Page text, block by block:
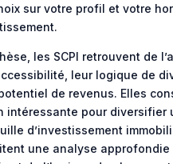
sur votre profil et votre
les SCPI retrouvent de
leur logique de
de revenus. Elles
intéressante pour diversifier
d’investissement
une analyse approfondie